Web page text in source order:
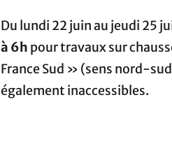
Du lundi 22 juin au jeudi 25
à 6h pour travaux sur
France Sud » (sens nord-
également inaccessibles.